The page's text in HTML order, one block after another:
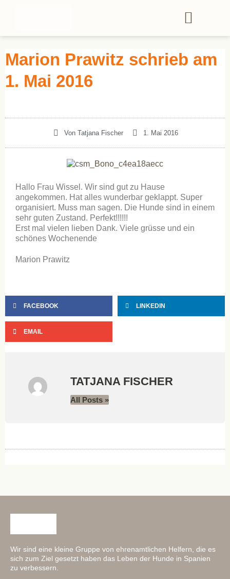
Marion Prawitz schrieb am
1. Mai 2016
Von Tatjana Fischer 1. Mai 2016
Hallo Frau Wissel. Wir sind gut zu Hause
angekommen. Hat alles wunderbar geklappt. Super
organisiert. Muss man sagen. Die Hunde sind in einem
sehr guten Zustand. Perfekt!!!!!!
Erst mal vielen lieben Dank. Viele grüsse und ein
schönes Wochenende
Marion Prawitz
FACEBOOK LINKEDIN
EMAIL
TATJANA FISCHER
All Posts »
Wir sind eine kleine Gruppe von ehrenamtlichen Helfern, die es
sich zum Ziel gesetzt haben das Leben der Hunde in Spanien
zu verbessern.